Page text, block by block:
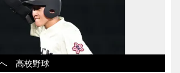
高校野球